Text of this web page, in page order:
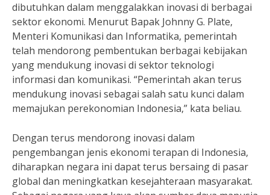
dibutuhkan dalam menggalakkan inovasi di berbagai
sektor ekonomi. Menurut Bapak Johnny G. Plate,
Menteri Komunikasi dan Informatika, pemerintah
telah mendorong pembentukan berbagai kebijakan
yang mendukung inovasi di sektor teknologi
informasi dan komunikasi. “Pemerintah akan terus
mendukung inovasi sebagai salah satu kunci dalam
memajukan perekonomian Indonesia,” kata beliau.
Dengan terus mendorong inovasi dalam
pengembangan jenis ekonomi terapan di Indonesia,
diharapkan negara ini dapat terus bersaing di pasar
global dan meningkatkan kesejahteraan masyarakat.